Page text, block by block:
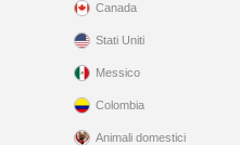
Canada
Stati Uniti
Messico
Colombia
Animali domestici